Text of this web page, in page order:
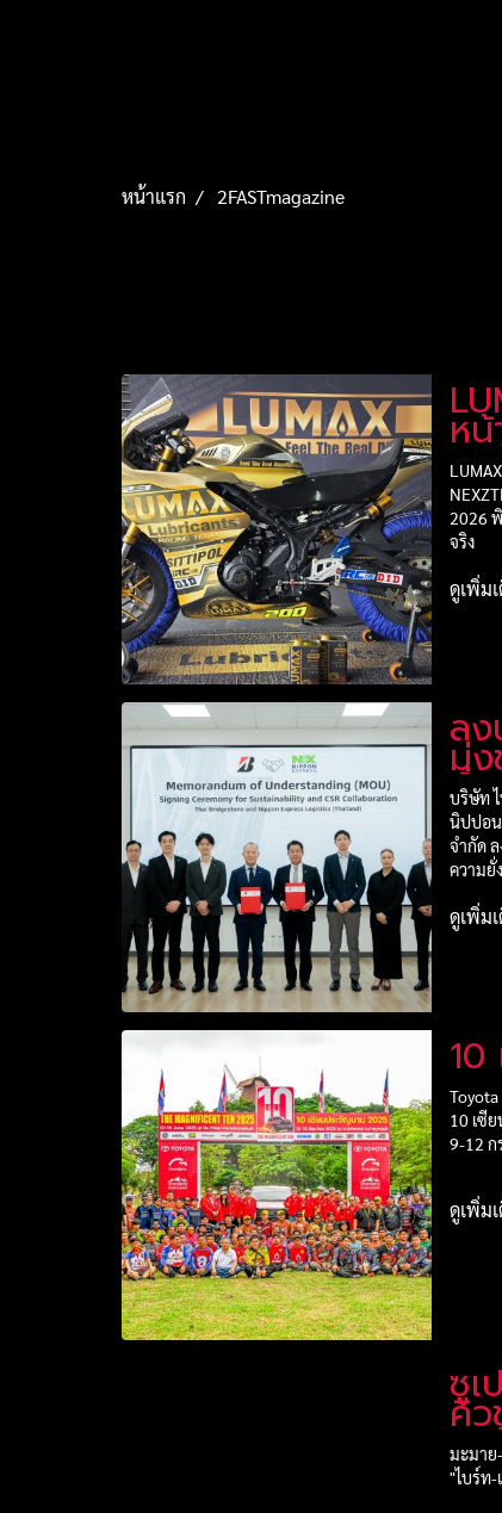
หน้าแรก 2FASTmagazine
ห
ปอ
2026
จริง
ดูเพิ่ม
ล
มุ่
ยั่
คุ
บริษัท
นิปปอน
จำกัด
ความยั่
ดูเพิ่ม
10
10 เซี
9-12
ดูเพิ่ม
ซูเ
คิวชู ออล
มะมาย
"ไบร์ท-